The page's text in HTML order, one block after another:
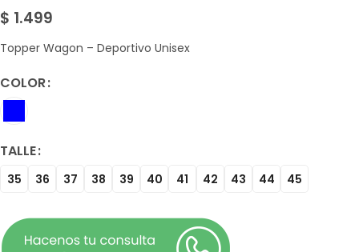
$ 1.499
Topper Wagon – Deportivo Unisex
COLOR
TALLE
35 36 37 38 39 40 41 42 43 44 45